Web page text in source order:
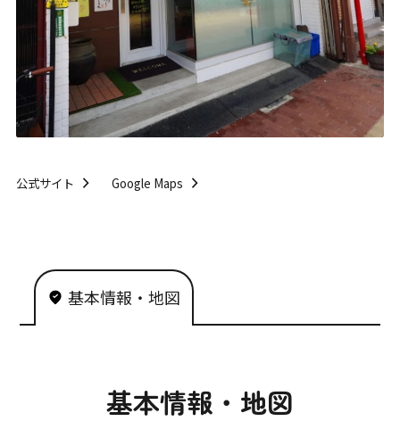
公式サイト Google Maps
基本情報・地図
基本情報・地図